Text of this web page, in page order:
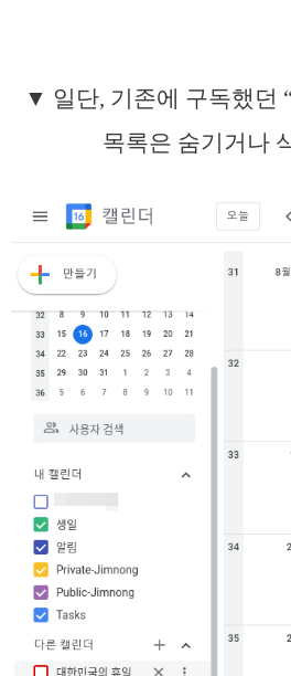
▼ 일단, 기존에 구독했던
목록은 숨기거나